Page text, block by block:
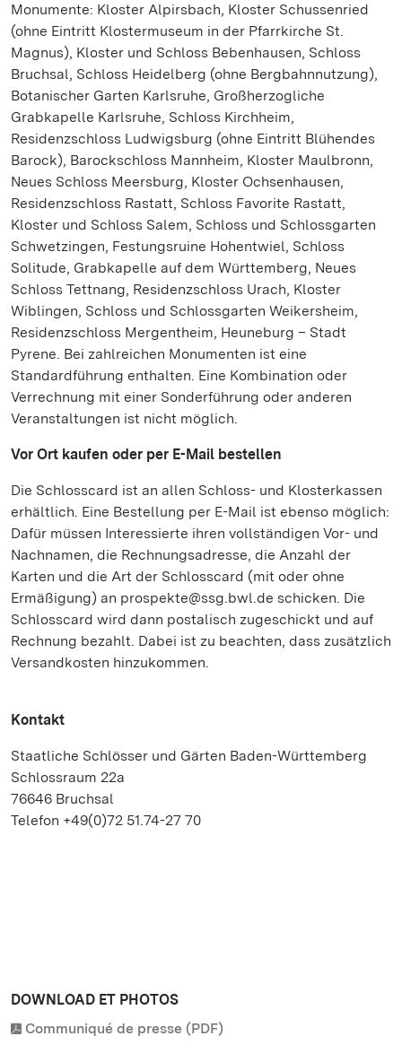
Monumente: Kloster Alpirsbach, Kloster Schussenried
(ohne Eintritt Klostermuseum in der Pfarrkirche St.
Magnus), Kloster und Schloss Bebenhausen, Schloss
Bruchsal, Schloss Heidelberg (ohne Bergbahnnutzung),
Botanischer Garten Karlsruhe, Großherzogliche
Grabkapelle Karlsruhe, Schloss Kirchheim,
Residenzschloss Ludwigsburg (ohne Eintritt Blühendes
Barock), Barockschloss Mannheim, Kloster Maulbronn,
Neues Schloss Meersburg, Kloster Ochsenhausen,
Residenzschloss Rastatt, Schloss Favorite Rastatt,
Kloster und Schloss Salem, Schloss und Schlossgarten
Schwetzingen, Festungsruine Hohentwiel, Schloss
Solitude, Grabkapelle auf dem Württemberg, Neues
Schloss Tettnang, Residenzschloss Urach, Kloster
Wiblingen, Schloss und Schlossgarten Weikersheim,
Residenzschloss Mergentheim, Heuneburg – Stadt
Pyrene. Bei zahlreichen Monumenten ist eine
Standardführung enthalten. Eine Kombination oder
Verrechnung mit einer Sonderführung oder anderen
Veranstaltungen ist nicht möglich.
Vor Ort kaufen oder per E-Mail bestellen
Die Schlosscard ist an allen Schloss- und Klosterkassen
erhältlich. Eine Bestellung per E-Mail ist ebenso möglich:
Dafür müssen Interessierte ihren vollständigen Vor- und
Nachnamen, die Rechnungsadresse, die Anzahl der
Karten und die Art der Schlosscard (mit oder ohne
Ermäßigung) an prospekte@ssg.bwl.de schicken. Die
Schlosscard wird dann postalisch zugeschickt und auf
Rechnung bezahlt. Dabei ist zu beachten, dass zusätzlich
Versandkosten hinzukommen.
Kontakt
Staatliche Schlösser und Gärten Baden-Württemberg
Schlossraum 22a
76646 Bruchsal
Telefon +49(0)72 51.74-27 70
DOWNLOAD ET PHOTOS
Communiqué de presse (PDF)